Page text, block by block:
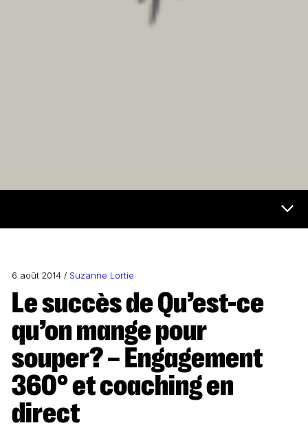
6 août 2014 / Suzanne Lortie
Le succès de Qu’est-ce
qu’on mange pour
souper? – Engagement
360° et coaching en
direct